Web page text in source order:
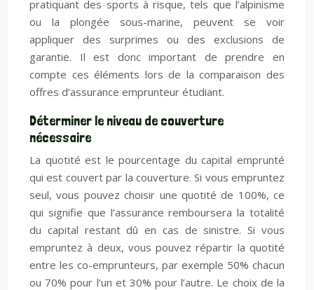
pratiquant des sports à risque, tels que l’alpinisme
ou la plongée sous-marine, peuvent se voir
appliquer des surprimes ou des exclusions de
garantie. Il est donc important de prendre en
compte ces éléments lors de la comparaison des
offres d’assurance emprunteur étudiant.
Déterminer le niveau de couverture
nécessaire
La quotité est le pourcentage du capital emprunté
qui est couvert par la couverture. Si vous empruntez
seul, vous pouvez choisir une quotité de 100%, ce
qui signifie que l’assurance remboursera la totalité
du capital restant dû en cas de sinistre. Si vous
empruntez à deux, vous pouvez répartir la quotité
entre les co-emprunteurs, par exemple 50% chacun
ou 70% pour l’un et 30% pour l’autre. Le choix de la